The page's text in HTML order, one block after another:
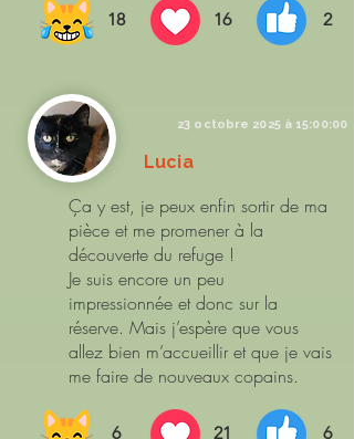
18 16 2
Lucia
Ça y est, je peux enfin sortir de ma
pièce et me promener à la
découverte du refuge !
Je suis encore un peu
impressionnée et donc sur la
réserve. Mais j’espère que vous
allez bien m’accueillir et que je vais
me faire de nouveaux copains.
6 21 6
23 octobre 2025 à 15:00:00